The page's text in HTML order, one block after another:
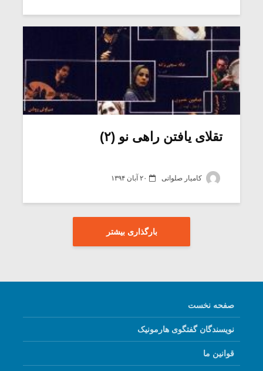
تقلای یافتن راهی نو (۲)
کامیار صلواتی ۲۰ آبان ۱۳۹۴
بارگذاری بیشتر
صفحه نخست
نویسندگان گفتگوی هارمونیک
قوانین ما